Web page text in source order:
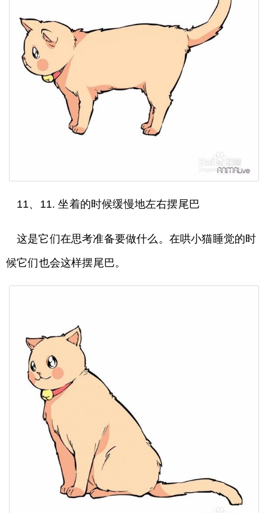
11、11. 坐着的时候缓慢地左右摆尾巴
这是它们在思考准备要做什么。在哄小猫睡觉的时
候它们也会这样摆尾巴。